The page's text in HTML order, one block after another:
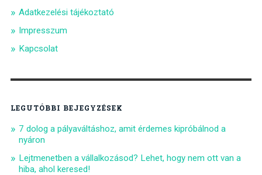
Adatkezelési tájékoztató
Impresszum
Kapcsolat
LEGUTÓBBI BEJEGYZÉSEK
7 dolog a pályaváltáshoz, amit érdemes kipróbálnod a
nyáron
Lejtmenetben a vállalkozásod? Lehet, hogy nem ott van a
hiba, ahol keresed!